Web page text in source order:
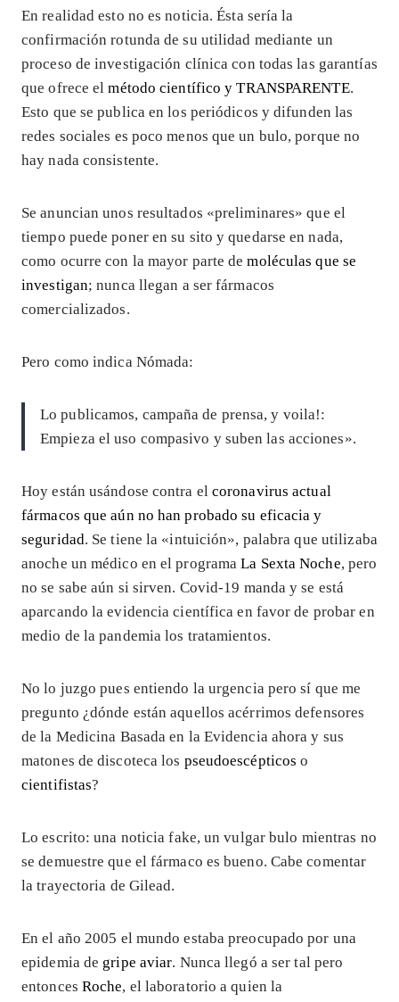
En realidad esto no es noticia. Ésta sería la
confirmación rotunda de su utilidad mediante un
proceso de investigación clínica con todas las garantías
que ofrece elmétodo científico y TRANSPARENTE.
Esto que se publica en los periódicos y difunden las
redes sociales es poco menos que un bulo, porque no
hay nada consistente.
Se anuncian unos resultados «preliminares» que el
tiempo puede poner en su sito y quedarse en nada,
como ocurre con la mayor parte demoléculas que se
investigan; nunca llegan a ser fármacos
comercializados.
Pero como indica Nómada:
Lo publicamos, campaña de prensa, y voila!:
Empieza el uso compasivo y suben las acciones».
Hoy están usándose contra el coronavirus actual
fármacos que aún no han probado su eficacia y
seguridad. Se tiene la «intuición», palabra que utilizaba
anoche un médico en el programaLa Sexta Noche, pero
no se sabe aún si sirven. Covid-19 manda y se está
aparcando la evidencia científica en favor de probar en
medio de la pandemia los tratamientos.
No lo juzgo pues entiendo la urgencia pero sí que me
pregunto ¿dónde están aquellos acérrimos defensores
de la Medicina Basada en la Evidencia ahora y sus
matones de discoteca los pseudoescépticos o
cientifistas?
Lo escrito: una noticia fake, un vulgar bulo mientras no
se demuestre que el fármaco es bueno. Cabe comentar
la trayectoria de Gilead.
En el año 2005 el mundo estaba preocupado por una
epidemia de gripe aviar. Nunca llegó a ser tal pero
entonces Roche, el laboratorio a quien la